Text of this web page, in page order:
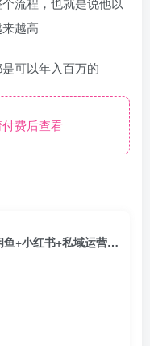
越高
可以年入百万的
费后查看
2023普通人三维系统实现年入百万|闲鱼+小红书+私域运营全解析